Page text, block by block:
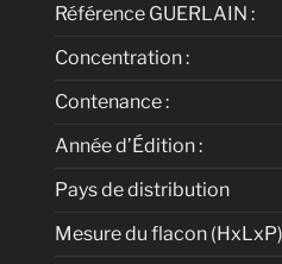
Référence GUERLAIN :
Concentration :
Contenance :
Année d’Édition :
Pays de distribution
Mesure du flacon